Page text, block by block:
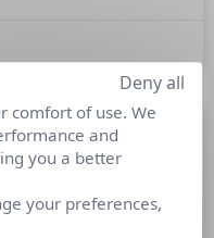
comfort of use. We
and
you a better
your preferences,
Deny all